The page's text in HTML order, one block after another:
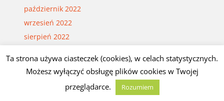
październik 2022
wrzesień 2022
sierpień 2022
czerwiec 2022
kwiecień 2022
Ta strona używa ciasteczek (cookies), w celach statystycznych.
Możesz wyłączyć obsługę plików cookies w Twojej
przeglądarce.
Rozumiem